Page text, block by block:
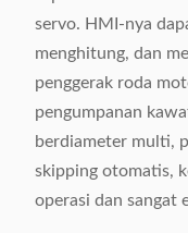
Sumber Daya
Dimensi mesin
servo. HMI-nya
menghitung, dan
penggerak roda
pengumpanan
berdiameter multi,
skipping otomatis,
operasi dan sangat